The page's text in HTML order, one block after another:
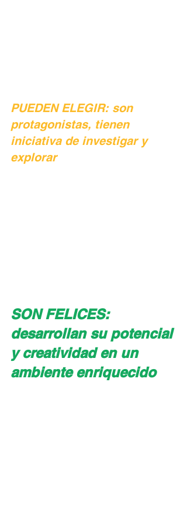
PUEDEN ELEGIR: son
protagonistas, tienen
iniciativa de investigar y
explorar
SON FELICES:
desarrollan su potencial
y creatividad en un
ambiente enriquecido